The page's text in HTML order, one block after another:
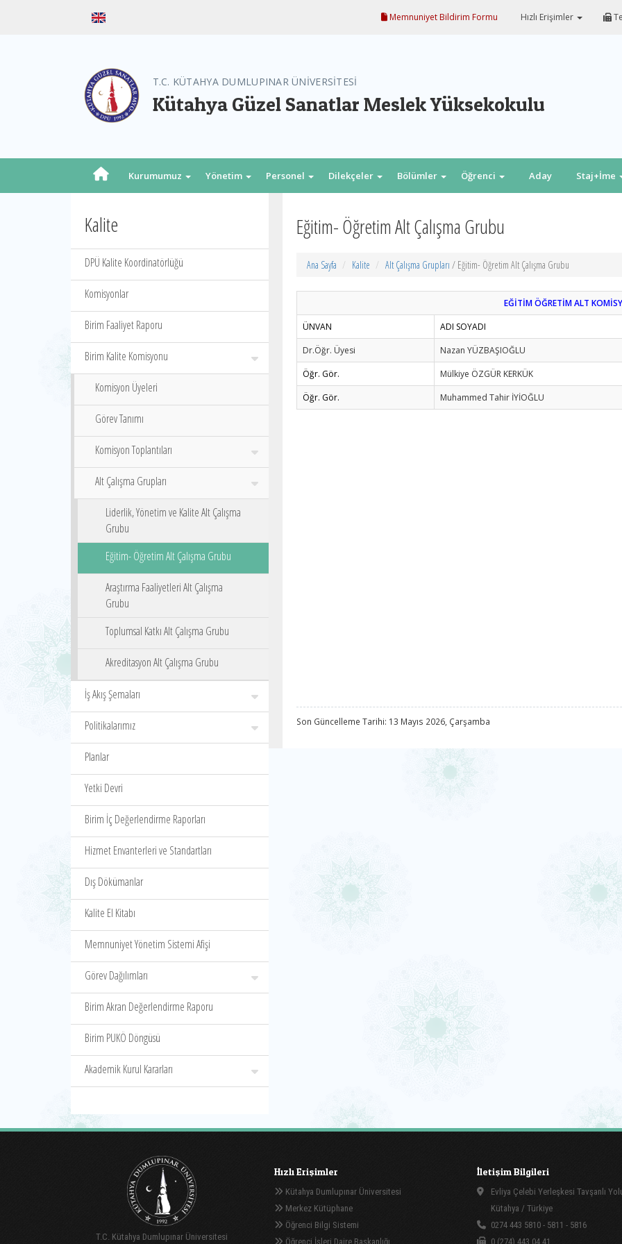
Memnuniyet Bildirim Formu Hızlı Erişimler
T.C. KÜTAHYA DUMLUPINAR ÜNİVERSİTESİ
Kütahya Güzel Sanatlar Meslek Yüksekokulu
Kurumumuz Yönetim Personel Dilekçeler Bölümler Öğrenci Aday Staj+İme
Kalite
DPÜ Kalite Koordinatörlüğü
Komisyonlar
Birim Faaliyet Raporu
Birim Kalite Komisyonu
Komisyon Üyeleri
Görev Tanımı
Komisyon Toplantıları
Alt Çalışma Grupları
Liderlik, Yönetim ve Kalite Alt Çalışma
Grubu
Eğitim- Öğretim Alt Çalışma Grubu
Araştırma Faaliyetleri Alt Çalışma
Grubu
Toplumsal Katkı Alt Çalışma Grubu
Akreditasyon Alt Çalışma Grubu
İş Akış Şemaları
Politikalarımız
Planlar
Yetki Devri
Birim İç Değerlendirme Raporları
Hizmet Envanterleri ve Standartları
Dış Dökümanlar
Kalite El Kitabı
Memnuniyet Yönetim Sistemi Afişi
Görev Dağılımları
Birim Akran Değerlendirme Raporu
Birim PUKÖ Döngüsü
Akademik Kurul Kararları
Eğitim- Öğretim Alt Çalışma Grubu
Ana Sayfa Kalite Alt Çalışma Grupları / Eğitim- Öğretim Alt Çalışma Grubu
EĞİTİM ÖĞRETİM ALT
ÜNVAN
ADI SOYADI
Dr.Öğr. Üyesi
Nazan YÜZBAŞIOĞLU
Öğr. Gör.
Mülkiye ÖZGÜR KERKÜK
Öğr. Gör.
Muhammed Tahir İYİOĞLU
Son Güncelleme Tarihi: 13 Mayıs 2026, Çarşamba
T.C. Kütahya Dumlupınar Üniversitesi
Hızlı Erişimler
Kütahya Dumlupınar Üniversitesi
Merkez Kütüphane
Öğrenci Bilgi Sistemi
Öğrenci İşleri Daire Başkanlığı
İletişim Bilgileri
Evliya Çelebi Yerleşkesi Tavşanlı
Kütahya / Türkiye
0274 443 5810 - 5811 - 5816
0 (274) 443 04 41